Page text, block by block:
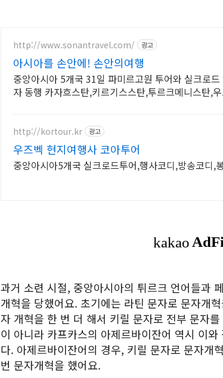
http://www.sonantravel.com/ 광고
아시아를 손안에! 손안의여행
중앙아시아 5개국 31일 파미르고원 투어와 실크로
자 동행 카자흐스탄,키르기스스탄,투르크메니스탄,
http://kortour.kr 광고
우즈벡 현지여행사 코아투어
중앙아시아5개국 실크로드투어,행사코디,방송코디,
과거 소련 시절, 중앙아시아의 튀르크 언어들과
개혁을 당했어요. 초기에는 라틴 문자로 문자개
자 개혁을 한 번 더 해서 키릴 문자로 전부 문자
이 아니라 카프카스의 아제르바이잔어 역시 이
다. 아제르바이잔어의 경우, 키릴 문자로 문자개
번 문자개혁을 했어요.